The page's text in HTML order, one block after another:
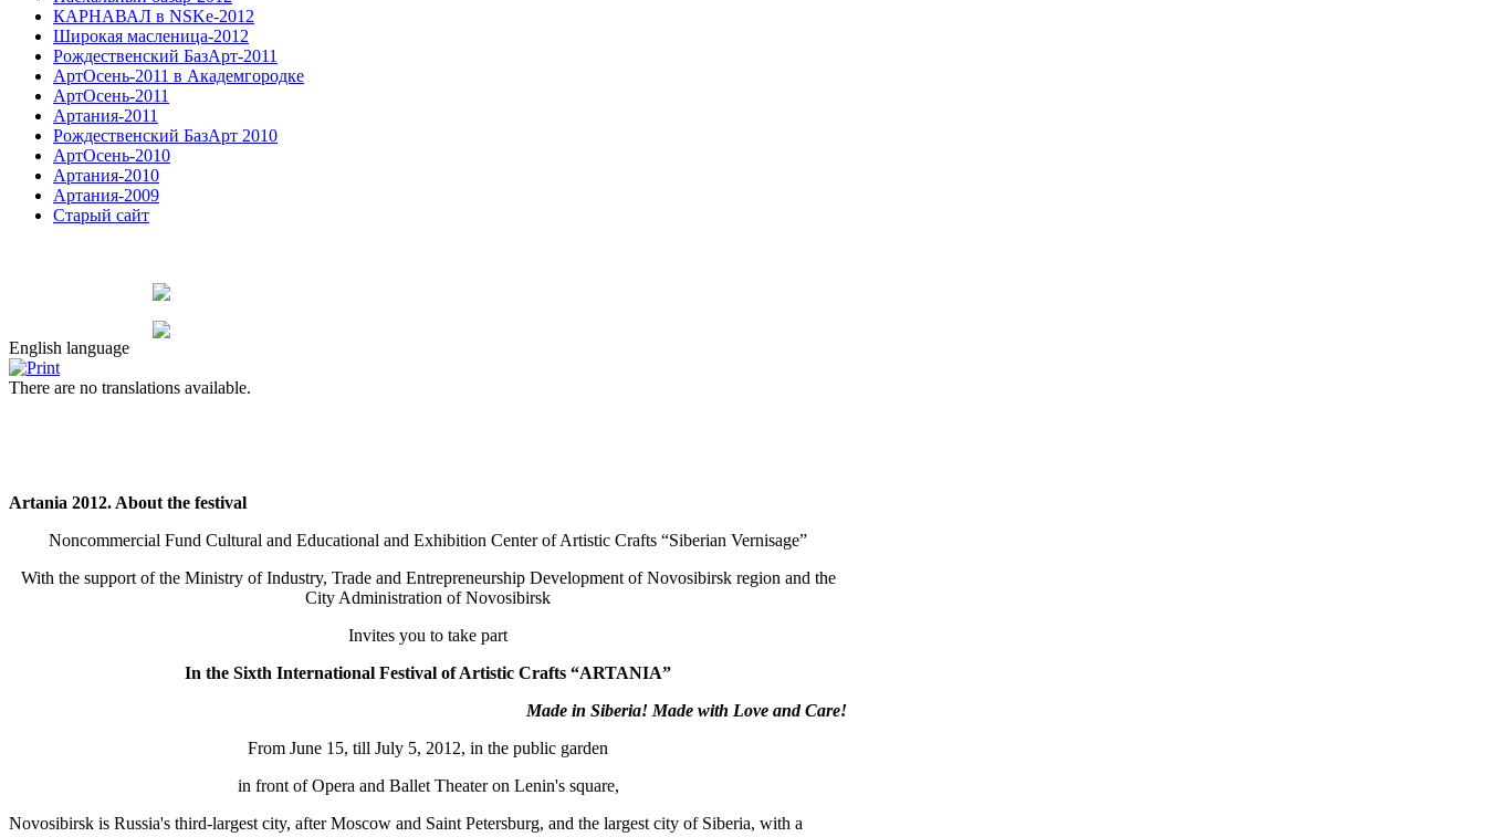
КАРНАВАЛ в NSKe-2012
Широкая масленица-2012
Рождественский БазАрт-2011
АртОсень-2011 в Академгородке
АртОсень-2011
Артания-2011
Рождественский БазАрт 2010
АртОсень-2010
Артания-2010
Артания-2009
Старый сайт
English language
There are no translations available.
Artania 2012. About the festival
Noncommercial Fund Cultural and Educational and Exhibition Center of Artistic Crafts “Siberian Vernisage”
With the support of the Ministry of Industry, Trade and Entrepreneurship Development of Novosibirsk region and the
City Administration of Novosibirsk
Invites you to take part
In the Sixth International Festival of Artistic Crafts “ARTANIA”
Made in Siberia! Мade with Love and Care!
From June 15, till July 5, 2012, in the public garden
in front of Opera and Ballet Theater on Lenin's square,
Novosibirsk is Russia's third-largest city, after Moscow and Saint Petersburg, and the largest city of Siberia, with a